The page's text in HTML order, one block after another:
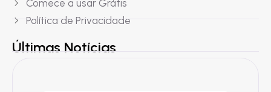
Comece a usar Grátis
Política de Privacidade
Últimas Notícias